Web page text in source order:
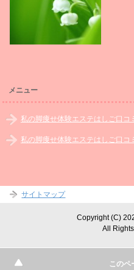
メニュー
私の脚痩せ体験エステはしご口コ
私の脚痩せ体験エステはしご口コ
サイトマップ
Copyright (C)
All
このペ